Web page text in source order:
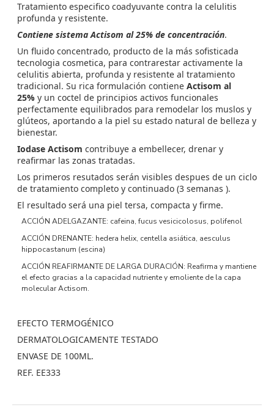
Tratamiento especifico coadyuvante contra la celulitis
profunda y resistente.
Contiene sistema Actisom al 25% de concentración.
Un fluido concentrado, producto de la más sofisticada
tecnologia cosmetica, para contrarestar activamente la
celulitis abierta, profunda y resistente al tratamiento
tradicional. Su rica formulación contiene Actisom al
25% y un coctel de principios activos funcionales
perfectamente equilibrados para remodelar los muslos y
glúteos, aportando a la piel su estado natural de belleza y
bienestar.
Iodase Actisom contribuye a embellecer, drenar y
reafirmar las zonas tratadas.
Los primeros resutados serán visibles despues de un ciclo
de tratamiento completo y continuado (3 semanas ).
El resultado será una piel tersa, compacta y firme.
ACCIÓN ADELGAZANTE: cafeina, fucus vesicicolosus, polifenol
ACCIÓN DRENANTE: hedera helix, centella asiática, aesculus
hippocastanum (escina)
ACCIÓN REAFIRMANTE DE LARGA DURACIÓN: Reafirma y mantiene
el efecto gracias a la capacidad nutriente y emoliente de la capa
molecular Actisom.
EFECTO TERMOGÉNICO
DERMATOLOGICAMENTE TESTADO
ENVASE DE 100ML.
REF. EE333